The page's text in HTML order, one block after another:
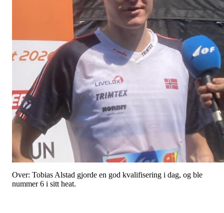
Over: Tobias Alstad gjorde en god kvalifisering i dag, og ble
nummer 6 i sitt heat.